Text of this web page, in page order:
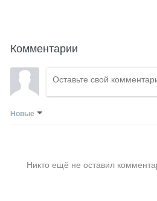
Комментарии
Новые
Никто ещё не оставил